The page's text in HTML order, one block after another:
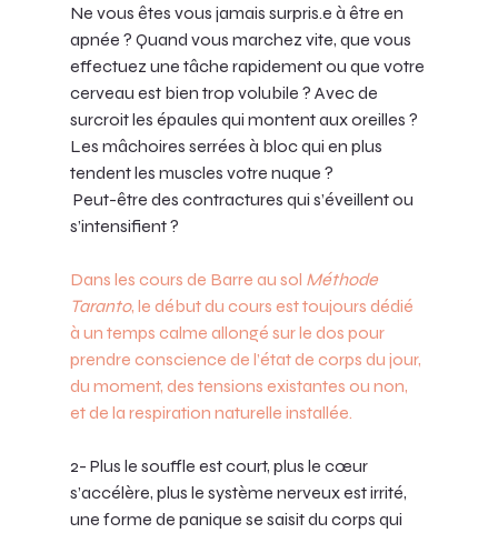
Ne vous êtes vous jamais surpris.e à être en
apnée ? Quand vous marchez vite, que vous
effectuez une tâche rapidement ou que votre
cerveau est bien trop volubile ? Avec de
surcroit les épaules qui montent aux oreilles ?
Les mâchoires serrées à bloc qui en plus
tendent les muscles votre nuque ?
Peut-être des contractures qui s’éveillent ou
s’intensifient ?
Dans les cours de Barre au sol Méthode
Taranto, le début du cours est toujours dédié
à un temps calme allongé sur le dos pour
prendre conscience de l’état de corps du jour,
du moment, des tensions existantes ou non,
et de la respiration naturelle installée.
2- Plus le souffle est court, plus le cœur
s’accélère, plus le système nerveux est irrité,
une forme de panique se saisit du corps qui